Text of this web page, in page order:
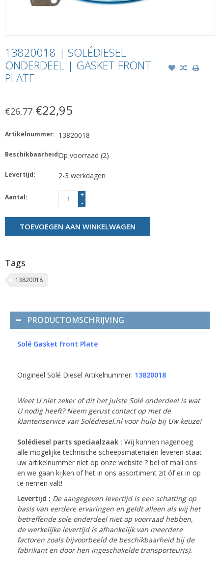
13820018 | SOLÉDIESEL
ONDERDEEL | GASKET FRONT
PLATE
€26,77 €22,95
Artikelnummer: 13820018
Beschikbaarheid:Op voorraad (2)
Levertijd: 2-3 werkdagen
Aantal:
+
-
TOEVOEGEN AAN WINKELWAGEN
Tags
13820018
PRODUCTOMSCHRIJVING
Solé Gasket Front Plate
Origineel Solé Diesel Artikelnummer: 13820018
Weet U niet zeker of dit het juiste Solé onderdeel is wat
U nodig heeft? Neem gerust contact op met de
klantenservice van Solédiesel.nl voor hulp bij Uw keuze!
Solédiesel parts speciaalzaak : Wij kunnen nagenoeg
alle mogelijke technische scheepsmaterialen leveren staat
uw artikelnummer niet op onze website ? bel of mail ons
en we gaan kijken of het in ons assortiment zit óf er in op
te nemen valt!
Levertijd : De aangegeven levertijd is een schatting op
basis van eerdere ervaringen en geldt alleen als wij het
betreffende sole onderdeel niet op voorraad hebben,
de werkelijke levertijd is afhankelijk van meerdere
factoren zoals bijvoorbeeld de beschikbaarheid bij de
fabrikant en door hen ingeschakelde transporteur(s).